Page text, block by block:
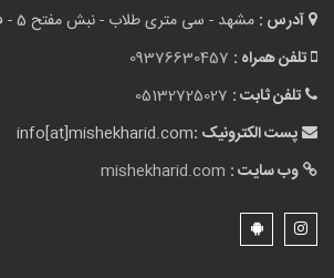
آدرس : مشهد - سی متری طلاب - نبش مفتح 5 - فروشگاه میشه خرید
تلفن همراه : 09376630457
تلفن ثابت : 05132725027
پست الکترونیک :info[at]mishekharid.com
وب سایت : mishekharid.com